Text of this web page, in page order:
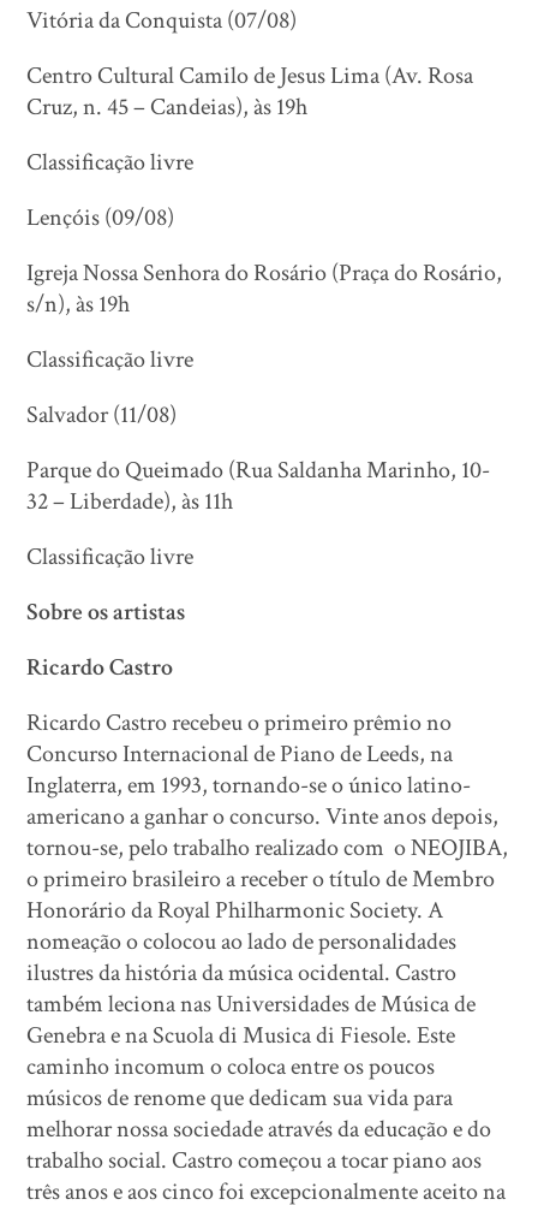
Vitória da Conquista (07/08)
Centro Cultural Camilo de Jesus Lima (Av. Rosa
Cruz, n. 45 – Candeias), às 19h
Classificação livre
Lençóis (09/08)
Igreja Nossa Senhora do Rosário (Praça do Rosário,
s/n), às 19h
Classificação livre
Salvador (11/08)
Parque do Queimado (Rua Saldanha Marinho, 10-
32 – Liberdade), às 11h
Classificação livre
Sobre os artistas
Ricardo Castro
Ricardo Castro recebeu o primeiro prêmio no
Concurso Internacional de Piano de Leeds, na
Inglaterra, em 1993, tornando-se o único latino-
americano a ganhar o concurso. Vinte anos depois,
tornou-se, pelo trabalho realizado com o NEOJIBA,
o primeiro brasileiro a receber o título de Membro
Honorário da Royal Philharmonic Society. A
nomeação o colocou ao lado de personalidades
ilustres da história da música ocidental. Castro
também leciona nas Universidades de Música de
Genebra e na Scuola di Musica di Fiesole. Este
caminho incomum o coloca entre os poucos
músicos de renome que dedicam sua vida para
melhorar nossa sociedade através da educação e do
trabalho social. Castro começou a tocar piano aos
três anos e aos cinco foi excepcionalmente aceito na